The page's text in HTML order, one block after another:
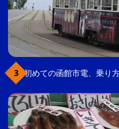
初めての函館市電、乗り